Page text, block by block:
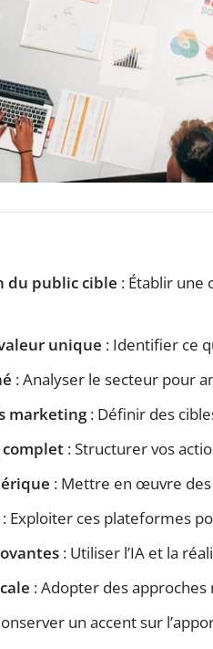
du public cible : Établir une
unique : Identifier ce
: Analyser le secteur pour
marketing: Définir des
: Structurer vos
: Mettre en œuvre
: Exploiter ces plateformes
: Utiliser l’IA et la
: Adopter des
un accent sur